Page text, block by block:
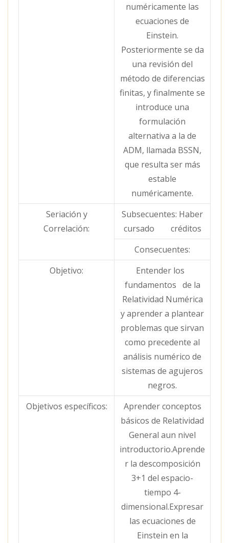
numéricamente las
ecuaciones de
Einstein.
Posteriormente se da
una revisión del
método de diferencias
finitas, y finalmente se
introduce una
formulación
alternativa a la de
ADM, llamada BSSN,
que resulta ser más
estable
numéricamente.
Seriación y
Correlación:
Subsecuentes: Haber
cursado créditos
Consecuentes:
Objetivo:
Entender los
fundamentos de la
Relatividad Numérica
y aprender a plantear
problemas que sirvan
como precedente al
análisis numérico de
sistemas de agujeros
negros.
Objetivos específicos:
Aprender conceptos
básicos de Relatividad
General aun nivel
introductorio.Aprende
r la descomposición
3+1 del espacio-
tiempo 4-
dimensional.Expresar
las ecuaciones de
Einstein en la